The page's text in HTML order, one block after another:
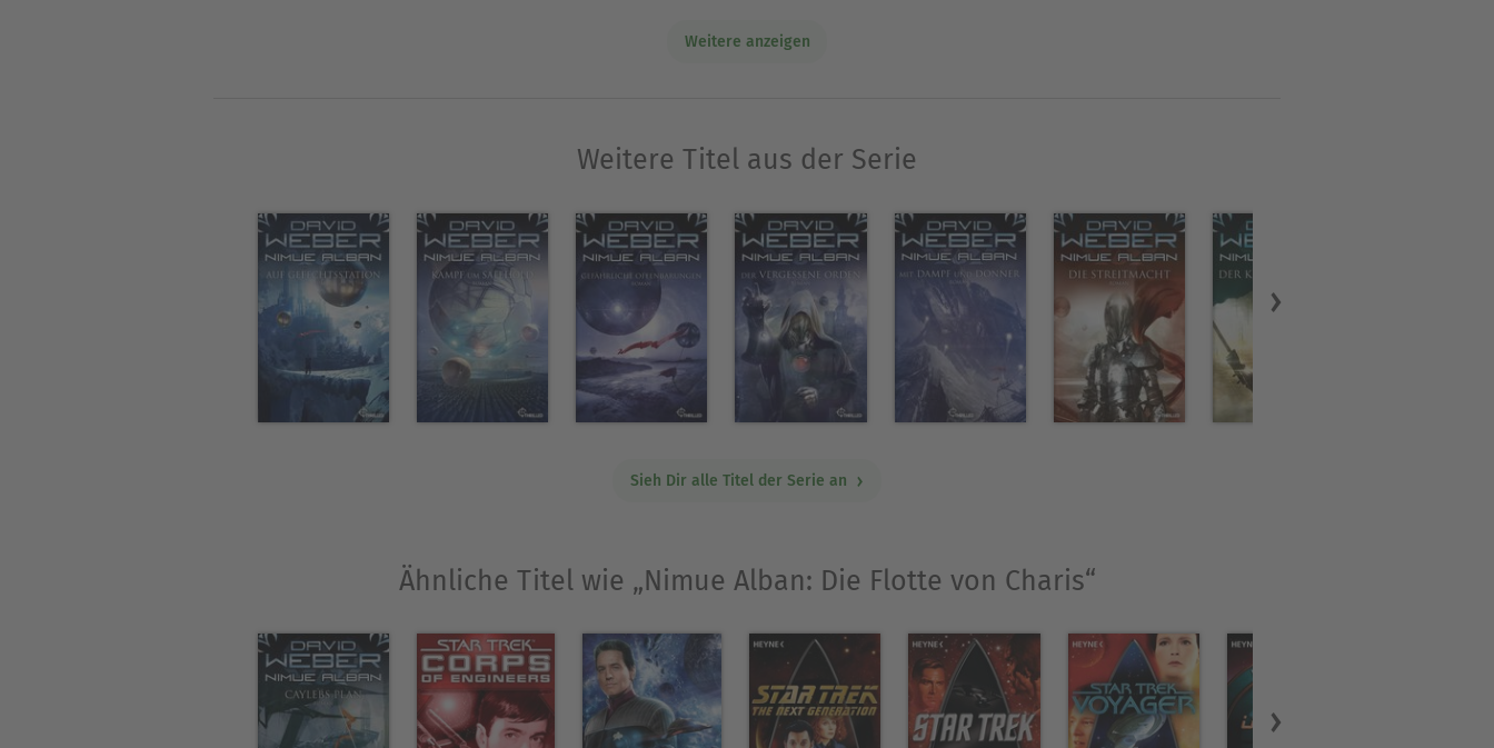
Weitere anzeigen
Weitere Titel aus der Serie
Sieh Dir alle Titel der Serie an
Ähnliche Titel wie „Nimue Alban: Die Flotte von Charis“